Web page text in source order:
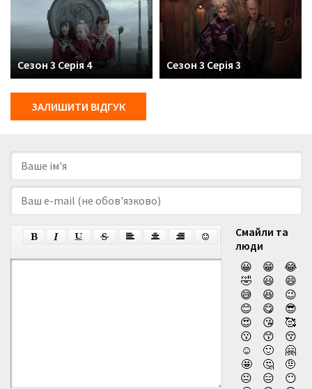
якості та з українськими субтитрами!
Сезон 3 Серія 4 Сезон 3 Серія 3
ЗАЛИШИТИ ВІДГУК
Смайли та
люди
😀
😁
😂
🤣
😃
😄
😅
😆
😉
😊
😋
😎
😍
😘
🥰
😗
😙
😚
☺️
🙂
🤗
🤩
🤔
🤨
😐
😑
😶